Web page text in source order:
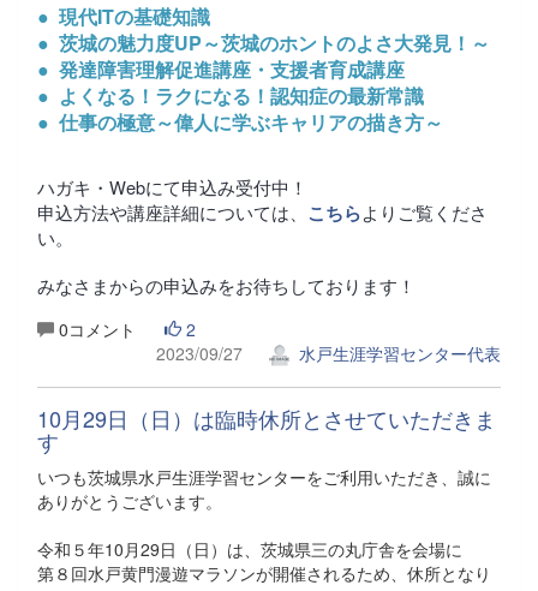
● 現代ITの基礎知識
● 茨城の魅力度UP～茨城のホントのよさ大発見！～
● 発達障害理解促進講座・支援者育成講座
● よくなる！ラクになる！認知症の最新常識
● 仕事の極意～偉人に学ぶキャリアの描き方～
ハガキ・Webにて申込み受付中！
申込方法や講座詳細については、 こちらよりご覧くださ
い。
みなさまからの申込みをお待ちしております！
0コメント
2
2023/09/27
水戸生涯学習センター代表
10月29日（日）は臨時休所とさせていただきま
す
いつも茨城県水戸生涯学習センターをご利用いただき、誠に
ありがとうございます。
令和５年10月29日（日）は、茨城県三の丸庁舎を会場に
第８回水戸黄門漫遊マラソンが開催されるため、休所となり